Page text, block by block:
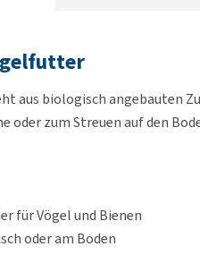
aus biologisch angebauten
zum Streuen auf den
für Vögel und Bienen
oder am Boden